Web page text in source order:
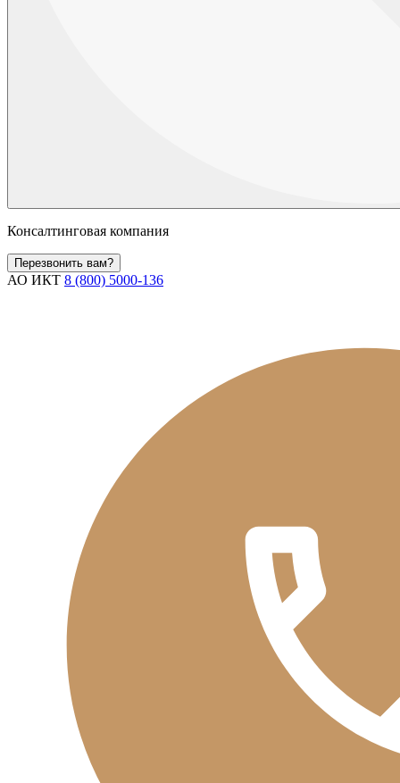
Консалтинговая компания
Перезвонить вам?
АО ИКТ 8 (800) 5000-136